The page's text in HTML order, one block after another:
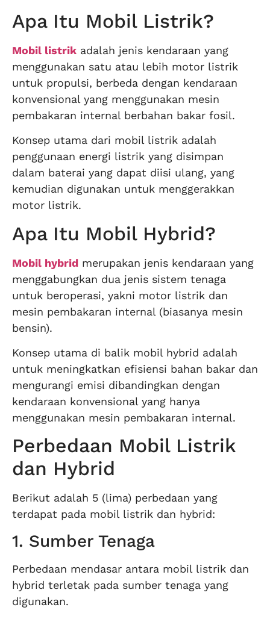
Apa Itu Mobil Listrik?
Mobil listrik adalah jenis kendaraan yang
menggunakan satu atau lebih motor listrik
untuk propulsi, berbeda dengan kendaraan
konvensional yang menggunakan mesin
pembakaran internal berbahan bakar fosil.
Konsep utama dari mobil listrik adalah
penggunaan energi listrik yang disimpan
dalam baterai yang dapat diisi ulang, yang
kemudian digunakan untuk menggerakkan
motor listrik.
Apa Itu Mobil Hybrid?
Mobil hybrid merupakan jenis kendaraan yang
menggabungkan dua jenis sistem tenaga
untuk beroperasi, yakni motor listrik dan
mesin pembakaran internal (biasanya mesin
bensin).
Konsep utama di balik mobil hybrid adalah
untuk meningkatkan efisiensi bahan bakar dan
mengurangi emisi dibandingkan dengan
kendaraan konvensional yang hanya
menggunakan mesin pembakaran internal.
Perbedaan Mobil Listrik
dan Hybrid
Berikut adalah 5 (lima) perbedaan yang
terdapat pada mobil listrik dan hybrid:
1. Sumber Tenaga
Perbedaan mendasar antara mobil listrik dan
hybrid terletak pada sumber tenaga yang
digunakan.